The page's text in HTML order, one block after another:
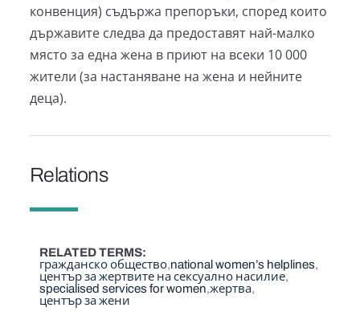
конвенция) съдържа препоръки, според които
държавите следва да предоставят най-малко
място за една жена в приют на всеки 10 000
жители (за настаняване на жена и нейните
деца).
Relations
RELATED TERMS
гражданско общество national women’s helplines
център за жертвите на сексуално насилие
specialised services for women жертва
център за жени